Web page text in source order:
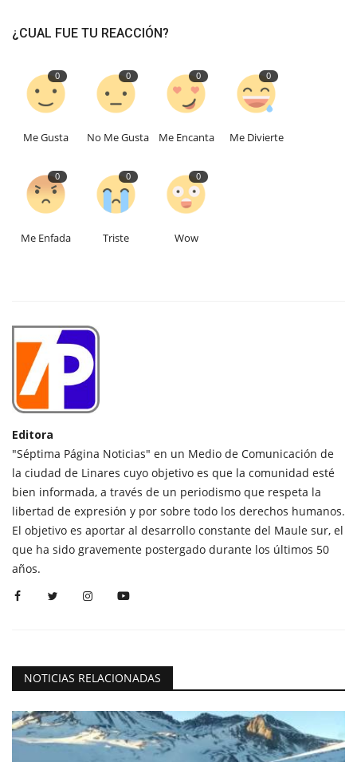
¿CUAL FUE TU REACCIÓN?
0
Me Gusta
0
No Me Gusta
0
Me Encanta
0
Me Divierte
0
Me Enfada
0
Triste
0
Wow
Editora
"Séptima Página Noticias" en un Medio de Comunicación de
la ciudad de Linares cuyo objetivo es que la comunidad esté
bien informada, a través de un periodismo que respeta la
libertad de expresión y por sobre todo los derechos humanos.
El objetivo es aportar al desarrollo constante del Maule sur, el
que ha sido gravemente postergado durante los últimos 50
años.
NOTICIAS RELACIONADAS